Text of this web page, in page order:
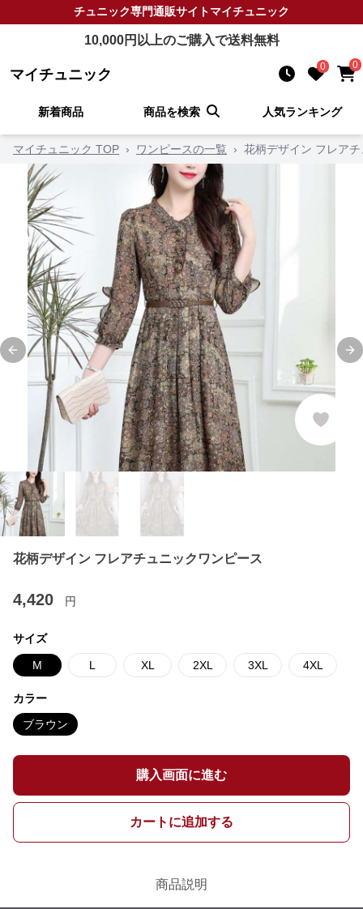
チュニック専門通販サイトマイチュニック
10,000円以上のご購入で送料無料
マイチュニック 0 0
新着商品 商品を検索 人気ランキング
マイチュニック TOP › ワンピースの一覧 › 花柄デザイン フレア
Previous slide
花柄デザイン フレアチュニックワンピース
4,420 円
サイズ
M L XL 2XL 3XL 4XL
カラー
ブラウン
購入画面に進む
カートに追加する
商品説明